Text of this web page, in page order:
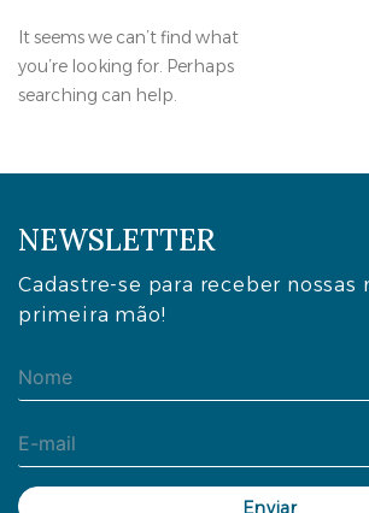
It seems we can’t find what
you’re looking for. Perhaps
searching can help.
NEWSLETTER
Cadastre-se para receber nossas
primeira mão!